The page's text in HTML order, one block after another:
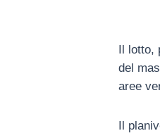
Il lotto,
del
aree
Il